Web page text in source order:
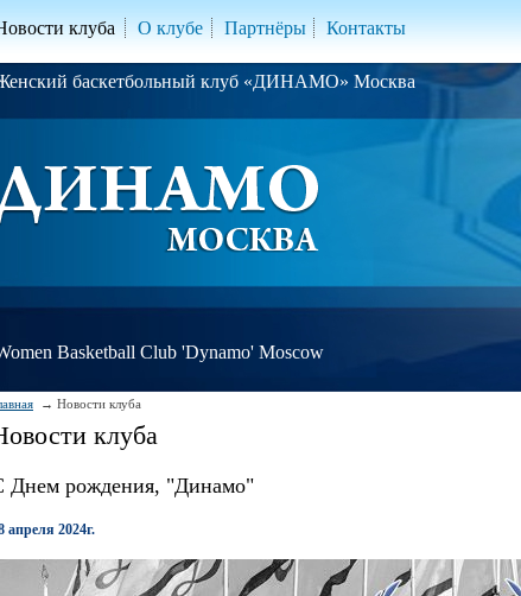
клуба О клубе Партнёры Контакты
баскетбольный клуб «ДИНАМО» Москва
Basketball Club 'Dynamo' Moscow
Новости клуба
клуба
Днем рождения, "Динамо"
апреля 2024г.